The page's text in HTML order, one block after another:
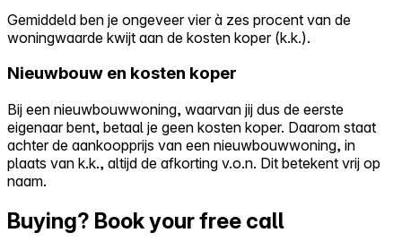
Gemiddeld ben je ongeveer vier à zes procent van de
woningwaarde kwijt aan de kosten koper (k.k.).
Nieuwbouw en kosten koper
Bij een nieuwbouwwoning, waarvan jij dus de eerste
eigenaar bent, betaal je geen kosten koper. Daarom staat
achter de aankoopprijs van een nieuwbouwwoning, in
plaats van k.k., altijd de afkorting v.o.n. Dit betekent vrij op
naam.
Buying? Book your free call